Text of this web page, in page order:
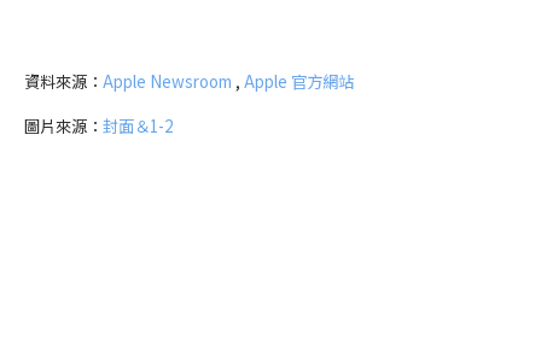
資料來源： Apple Newsroom , Apple 官方網站
圖片來源： 封面＆1-2